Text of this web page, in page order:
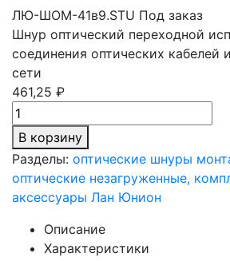
ЛЮ-ШОМ-41в9.STU Под заказ
Шнур оптический переходной
соединения оптических кабелей
сети
461,25 ₽
В корзину
Разделы: оптические шнуры
оптические незагруженные,
аксессуары Лан Юнион
Описание
Характеристики